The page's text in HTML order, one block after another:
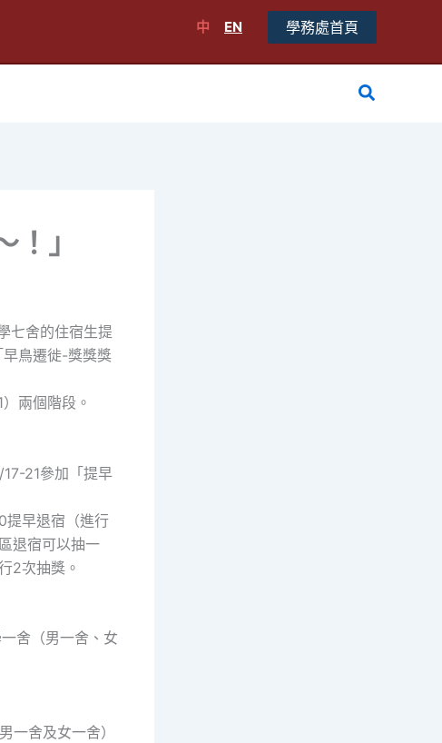
中 EN 學務處首頁
搜
」
七舍的住宿生提
鳥遷徙-獎獎獎
兩個階段。
21參加「提早
提早退宿（進行
退宿可以抽一
2次抽獎。
舍（男一舍、女
一舍及女一舍）